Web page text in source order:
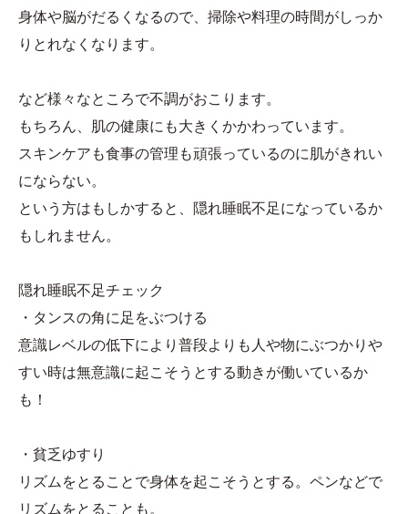
身体や脳がだるくなるので、掃除や料理の時間がしっか
りとれなくなります。
など様々なところで不調がおこります。
もちろん、肌の健康にも大きくかかわっています。
スキンケアも食事の管理も頑張っているのに肌がきれい
にならない。
という方はもしかすると、隠れ睡眠不足になっているか
もしれません。
隠れ睡眠不足チェック
・タンスの角に足をぶつける
意識レベルの低下により普段よりも人や物にぶつかりや
すい時は無意識に起こそうとする動きが働いているか
も！
・貧乏ゆすり
リズムをとることで身体を起こそうとする。ペンなどで
リズムをとることも。